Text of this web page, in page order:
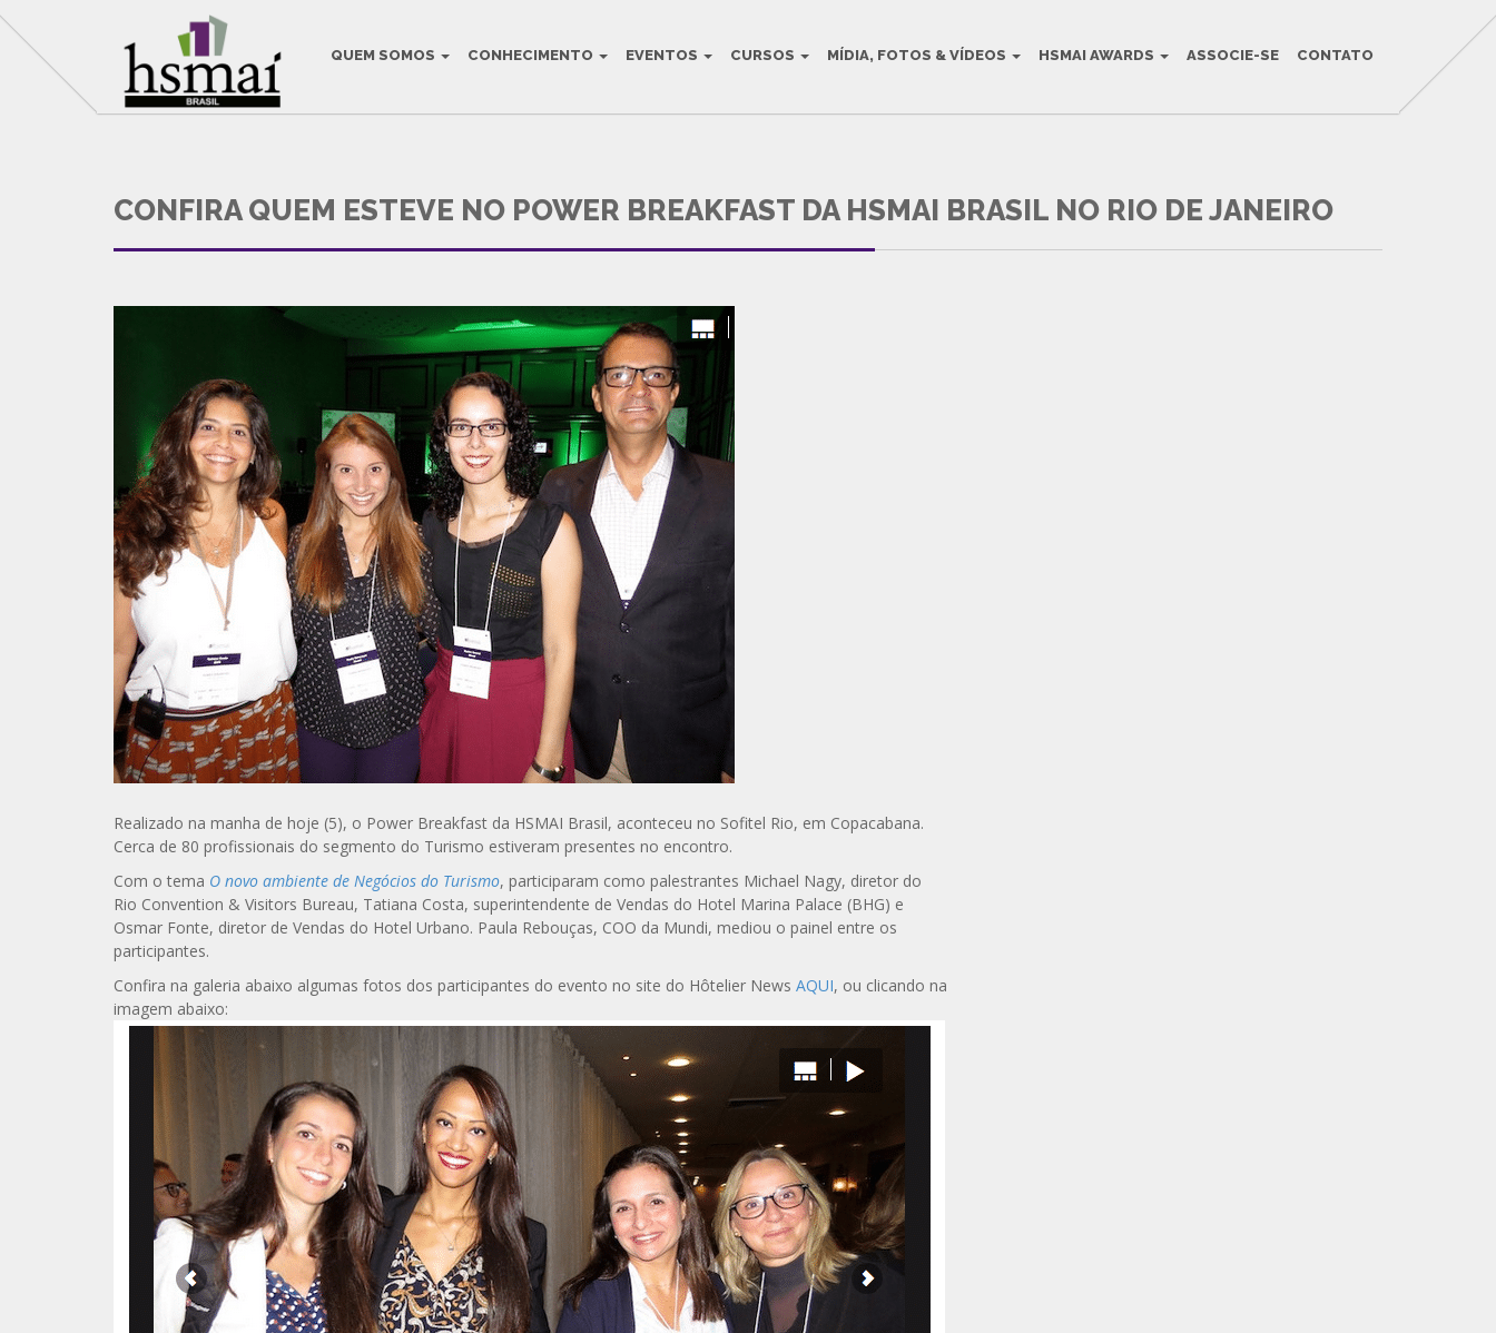
QUEM SOMOS CONHECIMENTO EVENTOS CURSOS MÍDIA, FOTOS & VÍDEOS HSMAI AWARDS ASSOCIE-SE CONTATO
THIS IS THE DEFAULT BLOG TITLE
HSMAI Brasil na Mídia
CONFIRA QUEM ESTEVE NO POWER BREAKFAST DA HSMAI BRASIL NO RIO DE JANEIRO
Realizado na manha de hoje (5), o Power Breakfast da HSMAI Brasil, aconteceu no Sofitel Rio, em Copacabana.
Cerca de 80 profissionais do segmento do Turismo estiveram presentes no encontro.
Com o tema O novo ambiente de Negócios do Turismo, participaram como palestrantes Michael Nagy, diretor do
Rio Convention & Visitors Bureau, Tatiana Costa, superintendente de Vendas do Hotel Marina Palace (BHG) e
Osmar Fonte, diretor de Vendas do Hotel Urbano. Paula Rebouças, COO da Mundi, mediou o painel entre os
participantes.
Confira na galeria abaixo algumas fotos dos participantes do evento no site do Hôtelier News AQUI, ou clicando na
imagem abaixo: